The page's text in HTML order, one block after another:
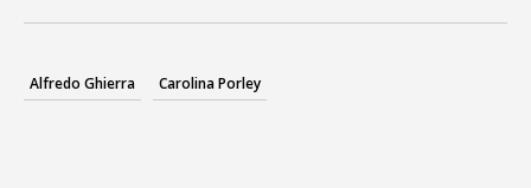
Alfredo Ghierra Carolina Porley